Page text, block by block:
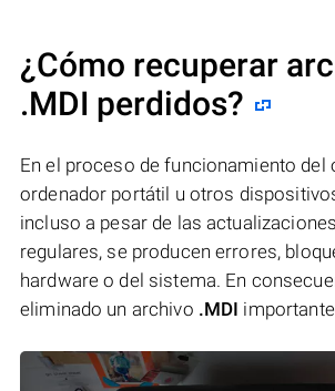
¿Cómo recuperar
.MDI perdidos?
En el proceso de funcionamiento del
ordenador portátil u otros
incluso a pesar de las
regulares, se producen errores,
hardware o del sistema. En
eliminado un archivo .MDI